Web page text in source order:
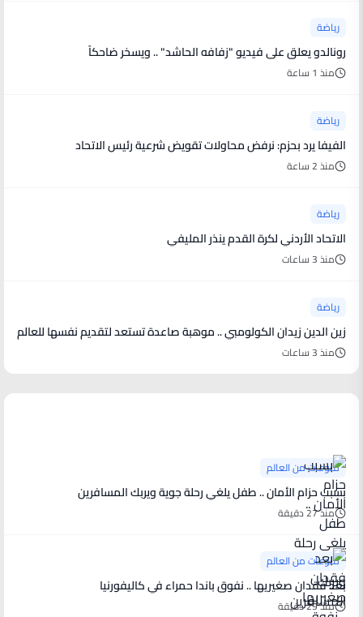
رياضة
رونالدو يعلق على فيديو "زفافه الحاشد" .. ويسخر ضاحكاً
منذ 1 ساعة
رياضة
الفيفا يرد بحزم: نرفض محاولات تقويض شرعية رئيس الاتحاد
منذ 2 ساعة
رياضة
الاتحاد الأردني لكرة القدم ينذر المليفي
منذ 3 ساعات
رياضة
زين الدين زيدان الكولومبي .. موهبة صاعدة تستعد لتقديم نفسها للعالم
منذ 3 ساعات
منوعات من العالم
بسبب حزام الأمان .. طفل يلغي رحلة جوية ويربك المسافرين
منذ 27 دقيقة
منوعات من العالم
بعد فقدان صغيريها .. نفوق باندا حمراء في كاليفورنيا
منذ 29 دقيقة